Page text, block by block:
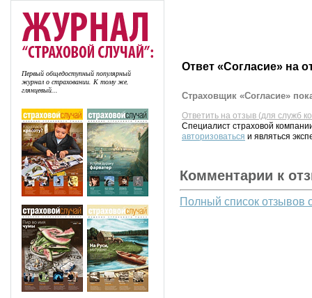
Первый общедоступный популярный
журнал о страховании. К тому же,
глянцевый...
Ответ «Согласие» на
Страховщик «Согласие»
Ответить на отзыв (для служб
Специалист страховой
авторизоваться и являться
Комментарии к
Полный список отзывов